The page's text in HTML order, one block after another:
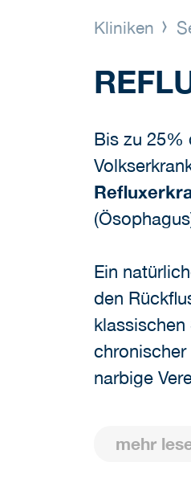
Kliniken
Bis zu 25%
Ein
den
chronischer
narbige
mehr